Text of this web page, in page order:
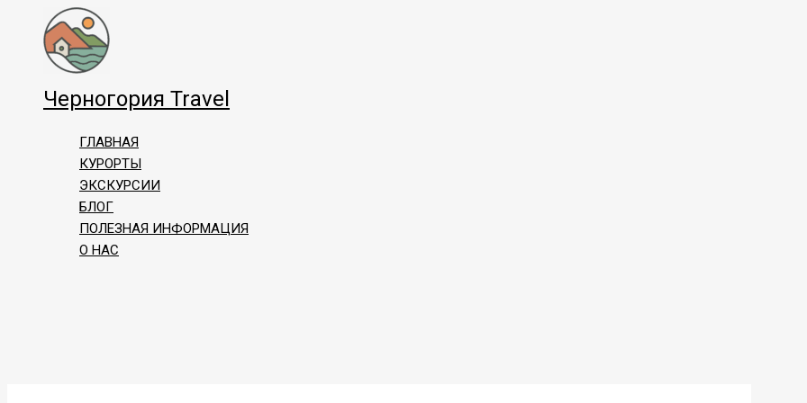
Перейти
содержимому
Черногория Travel
ГЛАВНАЯ
КУРОРТЫ
ЭКСКУРСИИ
БЛОГ
ПОЛЕЗНАЯ ИНФОРМАЦИЯ
О НАС